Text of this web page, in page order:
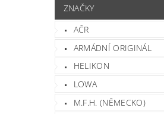
ZNAČKY
AČR
ARMÁDNÍ ORIGINÁL
HELIKON
LOWA
M.F.H. (NĚMECKO)